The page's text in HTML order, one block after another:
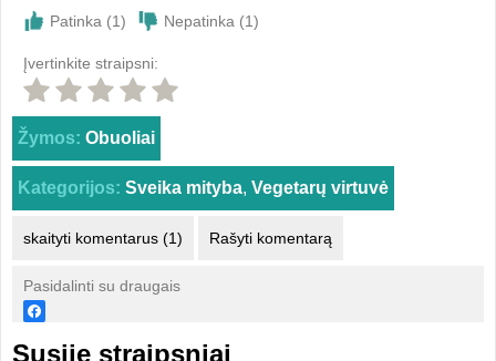
Patinka (1) Nepatinka (1)
Įvertinkite straipsni:
Žymos: Obuoliai
Kategorijos: Sveika mityba, Vegetarų virtuvė
skaityti komentarus (1) Rašyti komentarą
Pasidalinti su draugais
Susiję straipsniai